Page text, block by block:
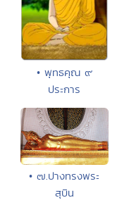
• พุทธคุณ ๙
ประการ
• ๗.ปางทรงพระ
สุบิน